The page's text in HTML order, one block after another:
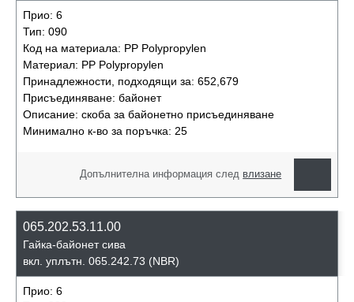
Прио: 6
Тип: 090
Код на материала: PP Polypropylen
Материал: PP Polypropylen
Принадлежности, подходящи за: 652,679
Присъединяване: байонет
Описание: скоба за байонетно присъединяване
Минимално к-во за поръчка: 25
Допълнителна информация след влизане
065.202.53.11.00
Гайка-байонет сива
вкл. уплътн. 065.242.73 (NBR)
Прио: 6